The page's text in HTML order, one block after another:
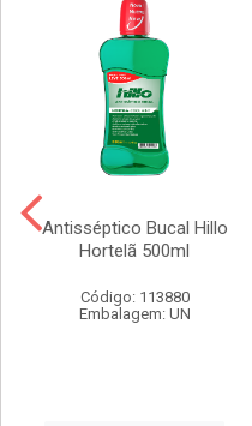
Antisséptico Bucal Hillo
Hortelã 500ml
Código: 113880
Embalagem: UN